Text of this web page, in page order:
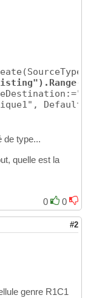
de type...
quelle est la
0
0
#2
genre R1C1